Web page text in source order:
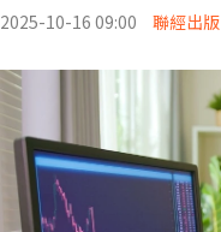
2025-10-16 09:00 聯經出版